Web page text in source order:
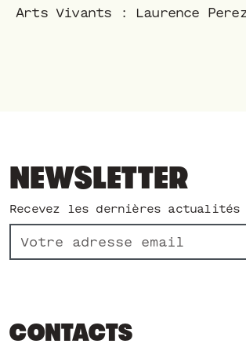
Arts Vivants : Laurence
NEWSLETTER
Recevez les dernières actualités
CONTACTS